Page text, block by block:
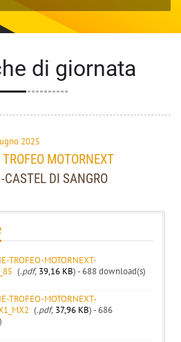
di giornata
2025
MOTORNEXT
CASTEL DI SANGRO
TROFEO-MOTORNEXT-
(.pdf, 39,16 KB) - 688 download(s)
TROFEO-MOTORNEXT-
(.pdf, 37,96 KB) - 686